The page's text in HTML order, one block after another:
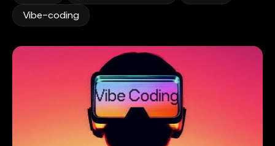
Vibe-coding